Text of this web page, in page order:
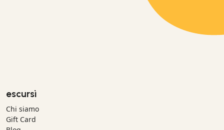
escursì
Chi siamo
Gift Card